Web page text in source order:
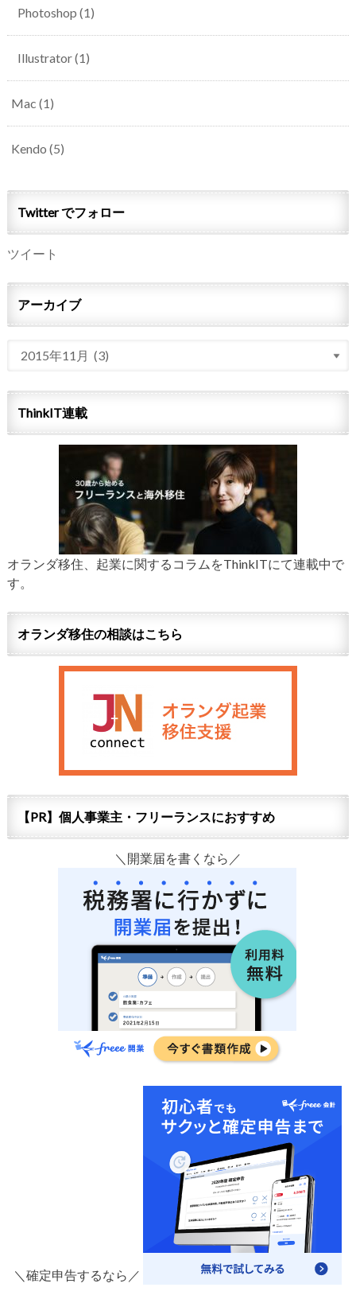
Photoshop (1)
Illustrator(1)
Mac (1)
Kendo (5)
Twitter でフォロー
ツイート
アーカイブ
ThinkIT連載
オランダ移住、起業に関するコラムをThinkITにて連載中で
す。
オランダ移住の相談はこちら
【PR】個人事業主・フリーランスにおすすめ
＼開業届を書くなら／
＼確定申告するなら／